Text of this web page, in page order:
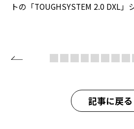
トの「TOUGHSYSTEM 2.0 DXL」
記事に戻る